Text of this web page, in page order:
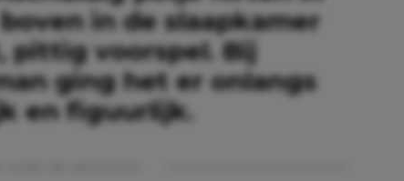
in de slaapkamer
pittig voorspel. Bij
ging het er onlangs
en figuurlijk.